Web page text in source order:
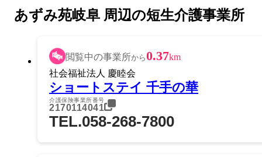
あずみ苑岐阜 周辺の短生介護事業所
閲覧中の事業所から0.37km
社会福祉法人 慶睦会
ショートステイ 千手の華
介護保険事業所番号
2170114041
TEL.058-268-7800